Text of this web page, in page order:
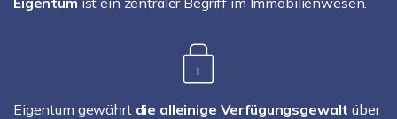
Eigentum gewährt die alleinige Verfügungsgewalt über